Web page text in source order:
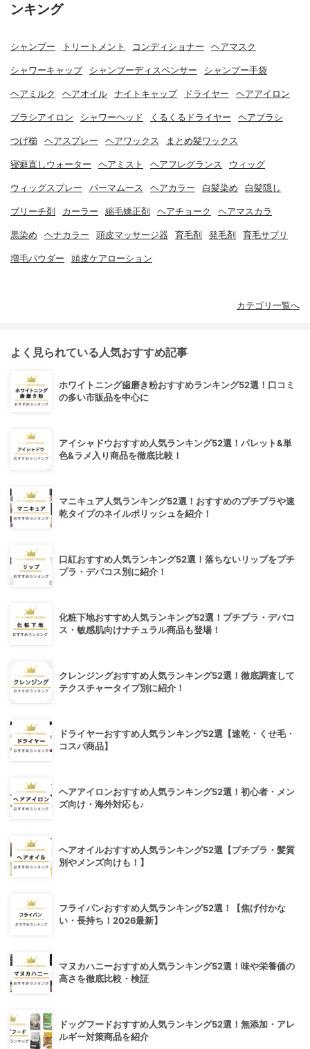
ンキング
シャンプー トリートメント コンディショナー ヘアマスク
シャワーキャップ シャンプーディスペンサー シャンプー手袋
ヘアミルク ヘアオイル ナイトキャップ ドライヤー ヘアアイロン
ブラシアイロン シャワーヘッド くるくるドライヤー ヘアブラシ
つげ櫛 ヘアスプレー ヘアワックス まとめ髪ワックス
寝癖直しウォーター ヘアミスト ヘアフレグランス ウィッグ
ウィッグスプレー パーマムース ヘアカラー 白髪染め 白髪隠し
ブリーチ剤 カーラー 縮毛矯正剤 ヘアチョーク ヘアマスカラ
黒染め ヘナカラー 頭皮マッサージ器 育毛剤 発毛剤 育毛サプリ
増毛パウダー 頭皮ケアローション
カテゴリ一覧へ
よく見られている人気おすすめ記事
ホワイトニング歯磨き粉おすすめランキング52選！口コミ
の多い市販品を中心に
アイシャドウおすすめ人気ランキング52選！パレット&単
色&ラメ入り商品を徹底比較！
マニキュア人気ランキング52選！おすすめのプチプラや速
乾タイプのネイルポリッシュを紹介！
口紅おすすめ人気ランキング52選！落ちないリップをプチ
プラ・デパコス別に紹介！
化粧下地おすすめ人気ランキング52選！プチプラ・デパコ
ス・敏感肌向けナチュラル商品も登場！
クレンジングおすすめ人気ランキング52選！徹底調査して
テクスチャータイプ別に紹介！
ドライヤーおすすめ人気ランキング52選【速乾・くせ毛・
コスパ商品】
ヘアアイロンおすすめ人気ランキング52選！初心者・メン
ズ向け・海外対応も♪
ヘアオイルおすすめ人気ランキング52選【プチプラ・髪質
別やメンズ向けも！】
フライパンおすすめ人気ランキング52選！【焦げ付かな
い・長持ち！2026最新】
マヌカハニーおすすめ人気ランキング52選！味や栄養価の
高さを徹底比較・検証
ドッグフードおすすめ人気ランキング52選！無添加・アレ
ルギー対策商品を紹介